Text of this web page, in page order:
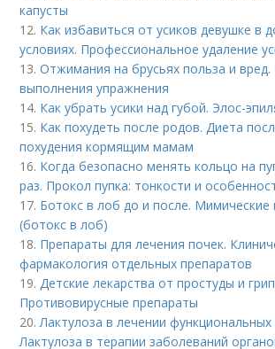
капусты
12. Как избавиться от усиков девушке в
условиях. Профессиональное удаление
13.Отжимания на брусьях польза и
выполнения упражнения
14. Как убрать усики над губой. Элос-
15. Как похудеть после родов. Диета
похудения кормящим мамам
16. Когда безопасно менять кольцо на
раз. Прокол пупка: тонкости и
17. Ботокс в лоб до и после.
(ботокс в лоб)
18. Препараты для лечения почек.
фармакология отдельных препаратов
19. Детские лекарства от простуды и
Противовирусные препараты
20. Лактулоза в лечении функциональных
Лактулоза в терапии заболеваний